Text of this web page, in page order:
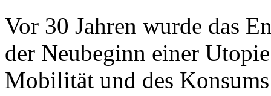
Vor 30 Jahren wurde das
der Neubeginn einer
Mobilität und des